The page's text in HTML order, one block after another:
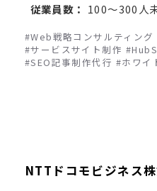
従業員数： 100～300人
#Web戦略コンサルティング
#サービスサイト制作
#SEO記事制作代行 #ホワイ
NTTドコモビジネス